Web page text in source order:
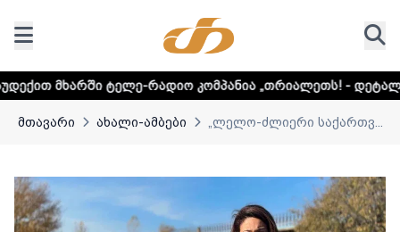
რადიო კომპანია „თრიალეთს! - დეტალური
მთავარი ახალი-ამბები „ლელო-ძლიერი საქართვ...